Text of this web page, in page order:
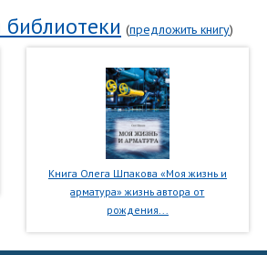
(предложить книгу)
Книга Олега Шпакова «Моя жизнь и
арматура» жизнь автора от
рождения...